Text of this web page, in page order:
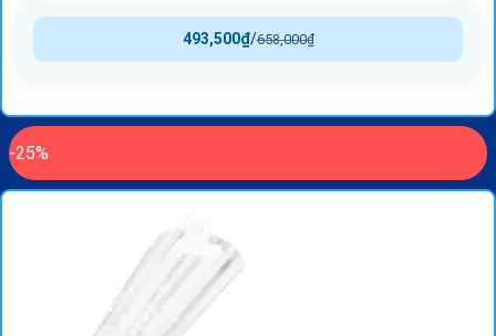
658,000₫
/
493,500₫
-25%